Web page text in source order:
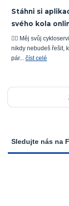
Stáhni si
svého kola
🚴‍♂️ Měj svůj
nikdy nebudeš řešit,
pár... číst celé
Sledujte nás na